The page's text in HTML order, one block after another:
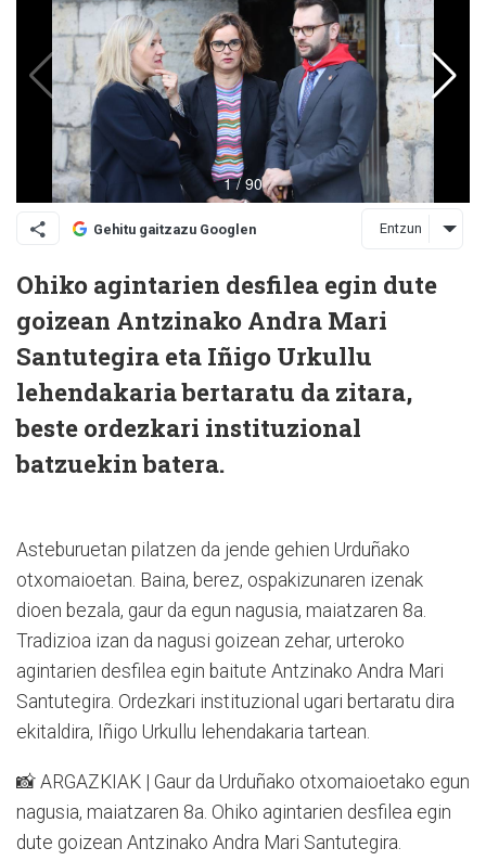
Gehitu gaitzazu Googlen Entzun
Ohiko agintarien desfilea egin dute
goizean Antzinako Andra Mari
Santutegira eta Iñigo Urkullu
lehendakaria bertaratu da zitara,
beste ordezkari instituzional
batzuekin batera.
Asteburuetan pilatzen da jende gehien Urduñako
otxomaioetan. Baina, berez, ospakizunaren izenak
dioen bezala, gaur da egun nagusia, maiatzaren 8a.
Tradizioa izan da nagusi goizean zehar, urteroko
agintarien desfilea egin baitute Antzinako Andra Mari
Santutegira. Ordezkari instituzional ugari bertaratu dira
ekitaldira, Iñigo Urkullu lehendakaria tartean.
📸 ARGAZKIAK | Gaur da Urduñako otxomaioetako egun
nagusia, maiatzaren 8a. Ohiko agintarien desfilea egin
dute goizean Antzinako Andra Mari Santutegira.